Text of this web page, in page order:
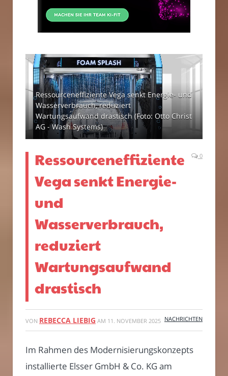
Ressourceneffiziente Vega senkt Energie- und
Wasserverbrauch, reduziert
Wartungsaufwand drastisch (Foto: Otto Christ
AG - Wash Systems)
Ressourceneffiziente
Vega senkt Energie-
und
Wasserverbrauch,
reduziert
Wartungsaufwand
drastisch
0
VON REBECCA LIEBIG AM 11. NOVEMBER 2025 NACHRICHTEN
Im Rahmen des Modernisierungskonzepts
installierte Elsser GmbH & Co. KG am